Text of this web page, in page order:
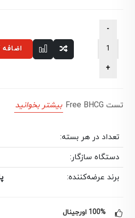
تست Free BHCG بیشتر بخوانید
تعداد در هر بسته:
دستگاه سازگار:
برند عرضه‌کننده:
100% اورجینال